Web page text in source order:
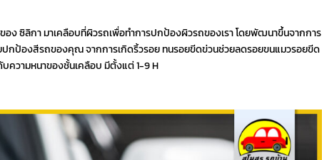
ซิลิกา มาเคลือบที่ผิวรถเพื่อทำการปกป้องผิวรถของเรา โดยพัฒนาขึ้นจากการ
ปกป้องสีรถของคุณ จากการเกิดริ้วรอย ทนรอยขีดข่วนช่วยลดรอยขนแมวรอยขีด
ความหนาของชั้นเคลือบ มีตั้งแต่ 1-9 H